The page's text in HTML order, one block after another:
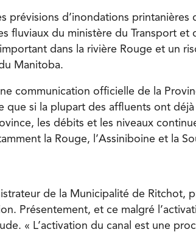
prévisions d’inondations
fluviaux du ministère du Transport et
dans la rivière Rouge et un
Manitoba.
communication officielle de la
que si la plupart des affluents ont
les débits et les niveaux
la Rouge, l’Assiniboine et la
de la Municipalité de Ritchot,
Présentement, et ce malgré
« L’activation du canal est une